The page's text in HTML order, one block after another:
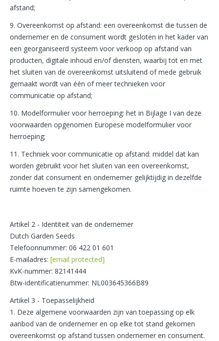
afstand;
9. Overeenkomst op afstand: een overeenkomst die tussen de
ondernemer en de consument wordt gesloten in het kader van
een georganiseerd systeem voor verkoop op afstand van
producten, digitale inhoud en/of diensten, waarbij tot en met
het sluiten van de overeenkomst uitsluitend of mede gebruik
gemaakt wordt van één of meer technieken voor
communicatie op afstand;
10. Modelformulier voor herroeping: het in Bijlage I van deze
voorwaarden opgenomen Europese modelformulier voor
herroeping;
11. Techniek voor communicatie op afstand: middel dat kan
worden gebruikt voor het sluiten van een overeenkomst,
zonder dat consument en ondernemer gelijktijdig in dezelfde
ruimte hoeven te zijn samengekomen.
Artikel 2 - Identiteit van de ondernemer
Dutch Garden Seeds
Telefoonnummer: 06 422 01 601
E-mailadres: [email protected]
KvK-nummer: 82141444
Btw-identificatienummer: NL003645366B89
Artikel 3 - Toepasselijkheid
1. Deze algemene voorwaarden zijn van toepassing op elk
aanbod van de ondernemer en op elke tot stand gekomen
overeenkomst op afstand tussen ondernemer en consument.